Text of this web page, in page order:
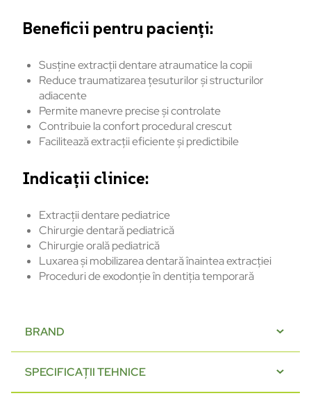
Beneficii pentru pacienți:
Susține extracții dentare atraumatice la copii
Reduce traumatizarea țesuturilor și structurilor
adiacente
Permite manevre precise și controlate
Contribuie la confort procedural crescut
Facilitează extracții eficiente și predictibile
Indicații clinice:
Extracții dentare pediatrice
Chirurgie dentară pediatrică
Chirurgie orală pediatrică
Luxarea și mobilizarea dentară înaintea extracției
Proceduri de exodonție în dentiția temporară
BRAND
SPECIFICAȚII TEHNICE